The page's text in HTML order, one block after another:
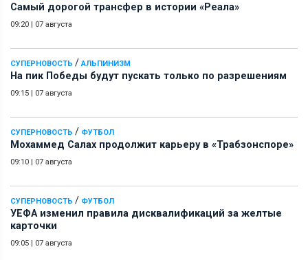
Самый дорогой трансфер в истории «Реала»
09:20 | 07 августа
СУПЕРНОВОСТЬ / АЛЬПИНИЗМ
На пик Победы будут пускать только по разрешениям
09:15 | 07 августа
СУПЕРНОВОСТЬ / ФУТБОЛ
Мохаммед Салах продолжит карьеру в «Трабзонспоре»
09:10 | 07 августа
СУПЕРНОВОСТЬ / ФУТБОЛ
УЕФА изменил правила дисквалификаций за желтые
карточки
09:05 | 07 августа